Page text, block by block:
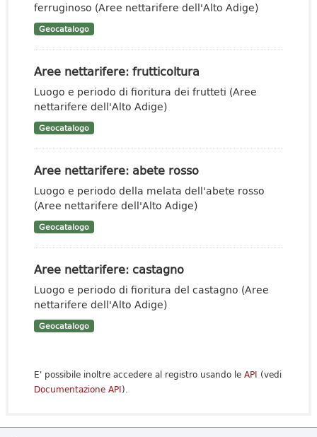
ferruginoso (Aree nettarifere dell'Alto Adige)
Geocatalogo
Aree nettarifere: frutticoltura
Luogo e periodo di fioritura dei frutteti (Aree
nettarifere dell'Alto Adige)
Geocatalogo
Aree nettarifere: abete rosso
Luogo e periodo della melata dell'abete rosso
(Aree nettarifere dell'Alto Adige)
Geocatalogo
Aree nettarifere: castagno
Luogo e periodo di fioritura del castagno (Aree
nettarifere dell'Alto Adige)
Geocatalogo
E' possibile inoltre accedere al registro usando le API (vedi
Documentazione API).